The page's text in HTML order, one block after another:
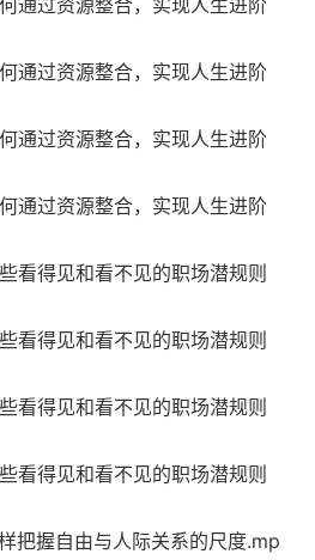
通过资源整合，实现人生进阶
通过资源整合，实现人生进阶
通过资源整合，实现人生进阶
通过资源整合，实现人生进阶
看得见和看不见的职场潜规则
看得见和看不见的职场潜规则
看得见和看不见的职场潜规则
看得见和看不见的职场潜规则
把握自由与人际关系的尺度.mp